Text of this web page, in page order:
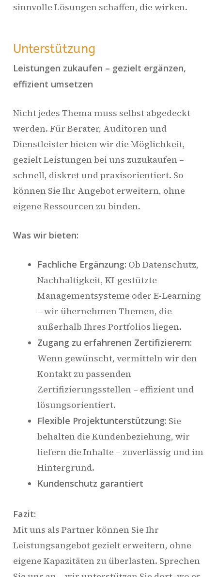
sinnvolle Lösungen schaffen, die wirken.
Unterstützung
Leistungen zukaufen – gezielt ergänzen,
effizient umsetzen
Nicht jedes Thema muss selbst abgedeckt
werden. Für Berater, Auditoren und
Dienstleister bieten wir die Möglichkeit,
gezielt Leistungen bei uns zuzukaufen –
schnell, diskret und praxisorientiert. So
können Sie Ihr Angebot erweitern, ohne
eigene Ressourcen zu binden.
Was wir bieten:
Fachliche Ergänzung: Ob Datenschutz,
Nachhaltigkeit, KI-gestützte
Managementsysteme oder E-Learning
– wir übernehmen Themen, die
außerhalb Ihres Portfolios liegen.
Zugang zu erfahrenen Zertifizierern:
Wenn gewünscht, vermitteln wir den
Kontakt zu passenden
Zertifizierungsstellen – effizient und
lösungsorientiert.
Flexible Projektunterstützung: Sie
behalten die Kundenbeziehung, wir
liefern die Inhalte – zuverlässig und im
Hintergrund.
Kundenschutz garantiert
Fazit:
Mit uns als Partner können Sie Ihr
Leistungsangebot gezielt erweitern, ohne
eigene Kapazitäten zu überlasten. Sprechen